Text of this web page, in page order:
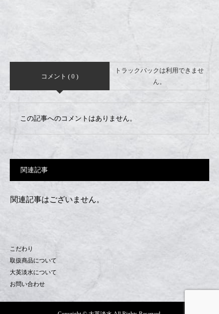
コメント ( 0 )
トラックバックは利用できませ
ん。
この記事へのコメントはありません。
関連記事
関連記事はございません。
こだわり
取扱商品について
大英淡水について
お問い合わせ